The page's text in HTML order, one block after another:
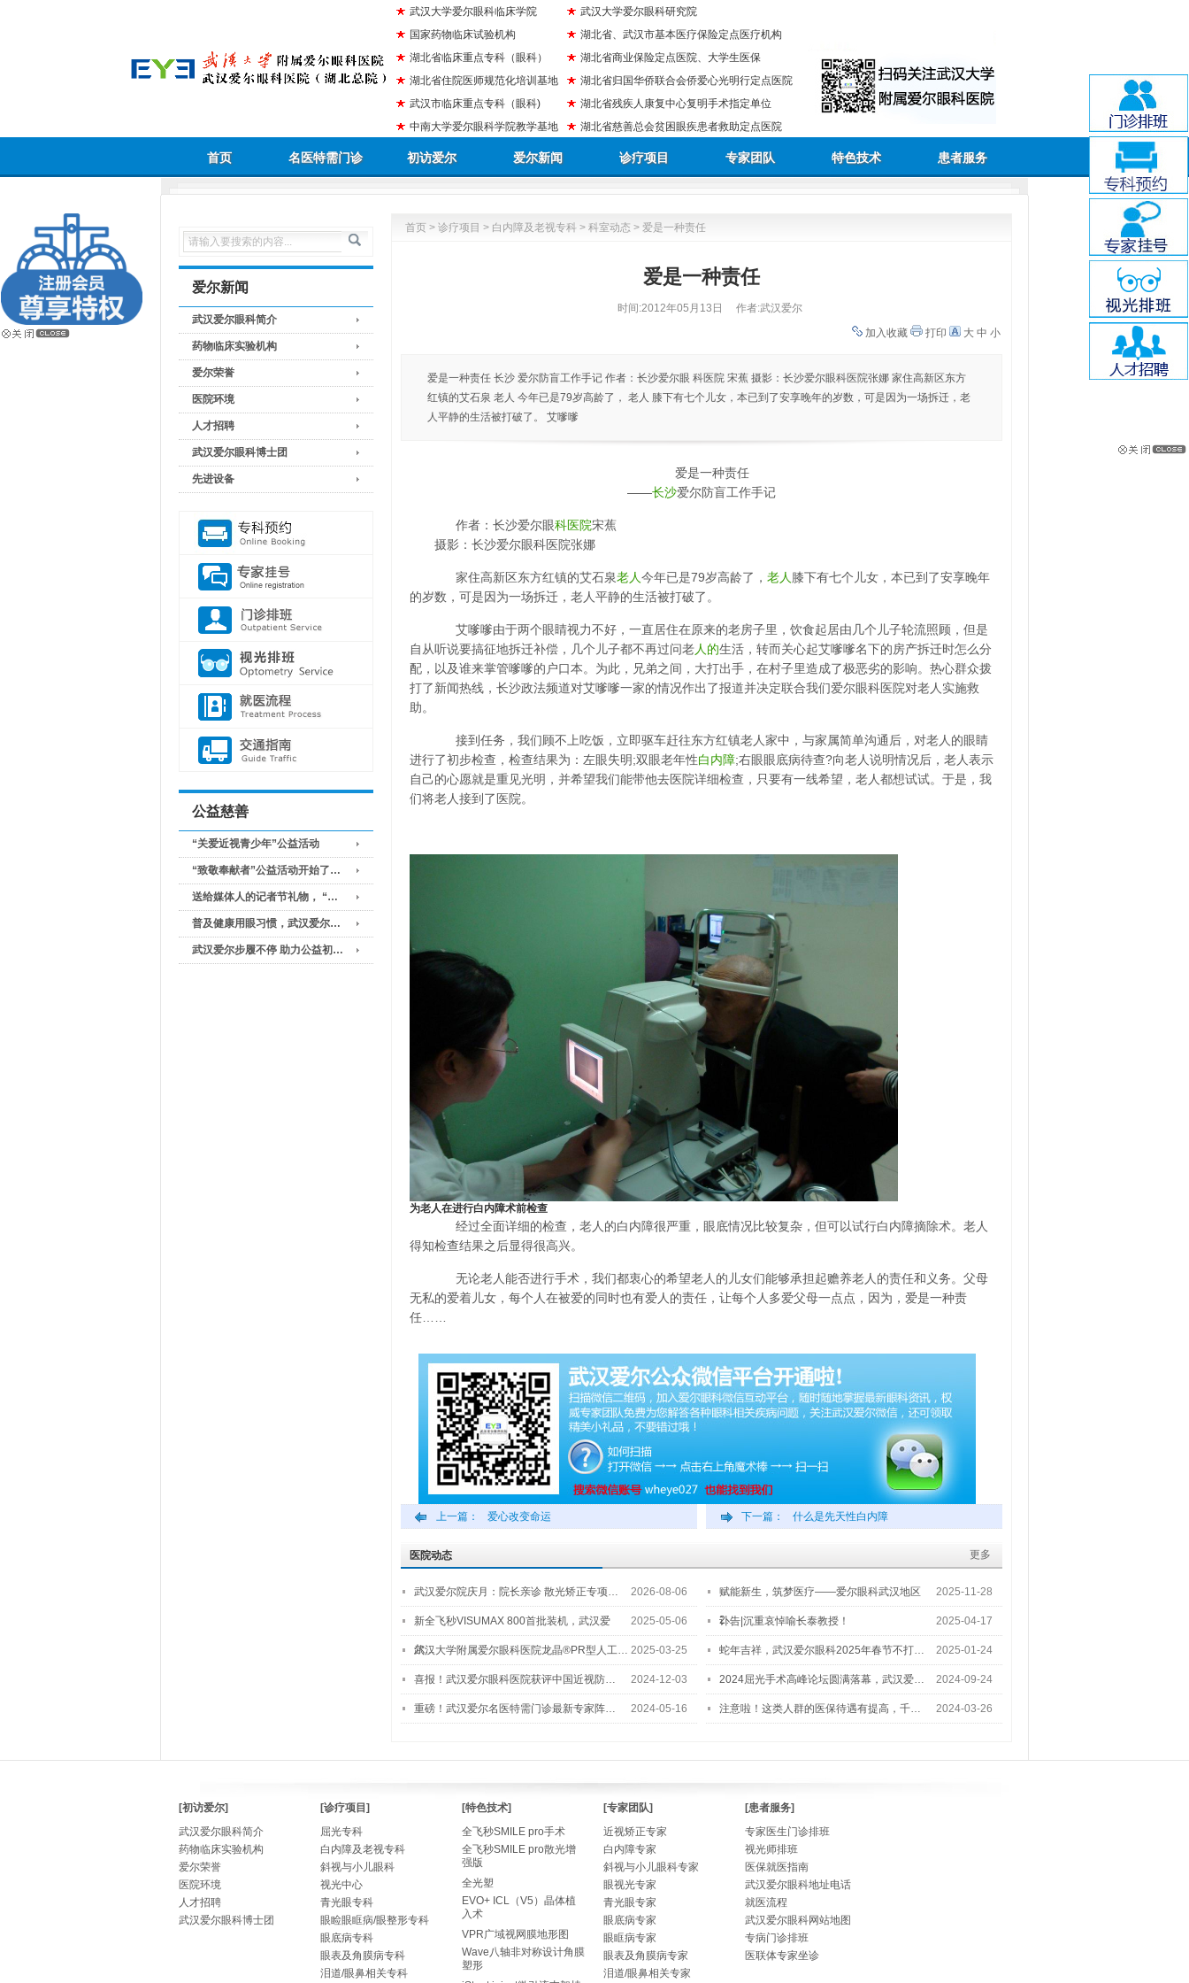
武汉大学爱尔眼科临床学院
国家药物临床试验机构
湖北省临床重点专科（眼科）
湖北省住院医师规范化培训基地
武汉市临床重点专科（眼科)
中南大学爱尔眼科学院教学基地
武汉大学爱尔眼科研究院
湖北省、武汉市基本医疗保险定点医疗机构
湖北省商业保险定点医院、大学生医保
湖北省归国华侨联合会侨爱心光明行定点医院
湖北省残疾人康复中心复明手术指定单位
湖北省慈善总会贫困眼疾患者救助定点医院
首页 名医特需门诊 初访爱尔 爱尔新闻 诊疗项目 专家团队 特色技术 患者服务
爱尔新闻
武汉爱尔眼科简介
药物临床实验机构
爱尔荣誉
医院环境
人才招聘
武汉爱尔眼科博士团
先进设备
公益慈善
“关爱近视青少年”公益活动
“致敬奉献者”公益活动开始了…
送给媒体人的记者节礼物， “…
普及健康用眼习惯，武汉爱尔…
武汉爱尔步履不停 助力公益初…
首页 > 诊疗项目 > 白内障及老视专科 > 科室动态 > 爱是一种责任
爱是一种责任
时间:2012年05月13日
作者:武汉爱尔
加入收藏
打印 大 中 小
爱是一种责任 长沙 爱尔防盲工作手记 作者：长沙爱尔眼 科医院 宋蕉 摄影：长沙爱尔眼科医院张娜 家住高新区东方
红镇的艾石泉 老人 今年已是79岁高龄了， 老人 膝下有七个儿女，本已到了安享晚年的岁数，可是因为一场拆迁，老
人平静的生活被打破了。 艾嗲嗲
爱是一种责任
——长沙爱尔防盲工作手记
作者：长沙爱尔眼科医院宋蕉
摄影：长沙爱尔眼科医院张娜
家住高新区东方红镇的艾石泉老人今年已是79岁高龄了， 老人 膝下有七个儿女，本已到了安享晚年
的岁数，可是因为一场拆迁，老人平静的生活被打破了。
艾嗲嗲由于两个眼睛视力不好，一直居住在原来的老房子里，饮食起居由几个儿子轮流照顾，但是
自从听说要搞征地拆迁补偿，几个儿子都不再过问老人的生活，转而关心起艾嗲嗲名下的房产拆迁时怎么分
配，以及谁来掌管嗲嗲的户口本。为此，兄弟之间，大打出手，在村子里造成了极恶劣的影响。热心群众拨
打了新闻热线，长沙政法频道对艾嗲嗲一家的情况作出了报道并决定联合我们爱尔眼科医院对老人实施救
助。
接到任务，我们顾不上吃饭，立即驱车赶往东方红镇老人家中，与家属简单沟通后，对老人的眼睛
进行了初步检查，检查结果为：左眼失明;双眼老年性白内障;右眼眼底病待查?向老人说明情况后，老人表示
自己的心愿就是重见光明，并希望我们能带他去医院详细检查，只要有一线希望，老人都想试试。于是，我
们将老人接到了医院。
为老人在进行白内障术前检查
经过全面详细的检查，老人的白内障很严重，眼底情况比较复杂，但可以试行白内障摘除术。老人
得知检查结果之后显得很高兴。
无论老人能否进行手术，我们都衷心的希望老人的儿女们能够承担起赡养老人的责任和义务。父母
无私的爱着儿女，每个人在被爱的同时也有爱人的责任，让每个人多爱父母一点点，因为，爱是一种责
任……
上一篇： 爱心改变命运 下一篇： 什么是先天性白内障
更多
医院动态
武汉爱尔院庆月：院长亲诊 散光矫正专项… 2026-08-06 赋能新生，筑梦医疗——爱尔眼科武汉地区
2…
2025-11-28
新全飞秒VISUMAX 800首批装机，武汉爱
尔…
2025-05-06 讣告|沉重哀悼喻长泰教授！ 2025-04-17
武汉大学附属爱尔眼科医院龙晶®PR型人工… 2025-03-25 蛇年吉祥，武汉爱尔眼科2025年春节不打… 2025-01-24
喜报！武汉爱尔眼科医院获评中国近视防… 2024-12-03 2024屈光手术高峰论坛圆满落幕，武汉爱… 2024-09-24
重磅！武汉爱尔名医特需门诊最新专家阵… 2024-05-16 注意啦！这类人群的医保待遇有提高，千… 2024-03-26
[初访爱尔]
武汉爱尔眼科简介
药物临床实验机构
爱尔荣誉
医院环境
人才招聘
武汉爱尔眼科博士团
[诊疗项目]
屈光专科
白内障及老视专科
斜视与小儿眼科
视光中心
青光眼专科
眼睑眼眶病/眼整形专科
眼底病专科
眼表及角膜病专科
泪道/眼鼻相关专科
[特色技术]
全飞秒SMILE pro手术
全飞秒SMILE pro散光增
强版
全光塑
EVO+ ICL（V5）晶体植
入术
VPR广域视网膜地形图
Wave八轴非对称设计角膜
塑形
[专家团队]
近视矫正专家
白内障专家
斜视与小儿眼科专家
眼视光专家
青光眼专家
眼底病专家
眼眶病专家
眼表及角膜病专家
泪道/眼鼻相关专家
[患者服务]
专家医生门诊排班
视光师排班
医保就医指南
武汉爱尔眼科地址电话
就医流程
武汉爱尔眼科网站地图
专病门诊排班
医联体专家坐诊